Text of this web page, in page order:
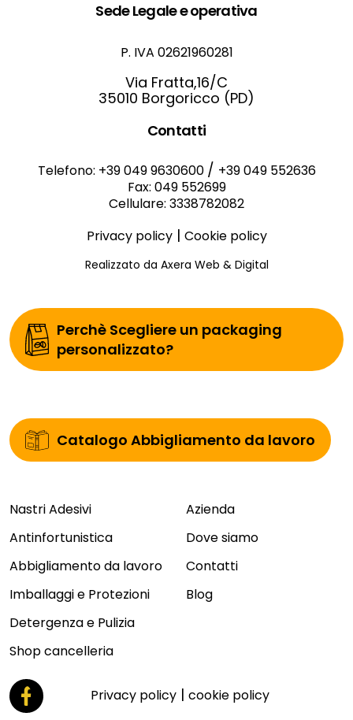
Sede Legale e operativa
P. IVA 02621960281
Via Fratta,16/C
35010 Borgoricco (PD)
Contatti
Telefono: +39 049 9630600 / +39 049 552636
Fax: 049 552699
Cellulare: 3338782082
Privacy policy| Cookie policy
Realizzato da Axera Web & Digital
Perchè Scegliere un packaging
personalizzato?
Catalogo Abbigliamento da lavoro
Nastri Adesivi
Antinfortunistica
Abbigliamento da lavoro
Imballaggi e Protezioni
Detergenza e Pulizia
Shop cancelleria
Azienda
Dove siamo
Contatti
Blog
Privacy policy |cookie policy